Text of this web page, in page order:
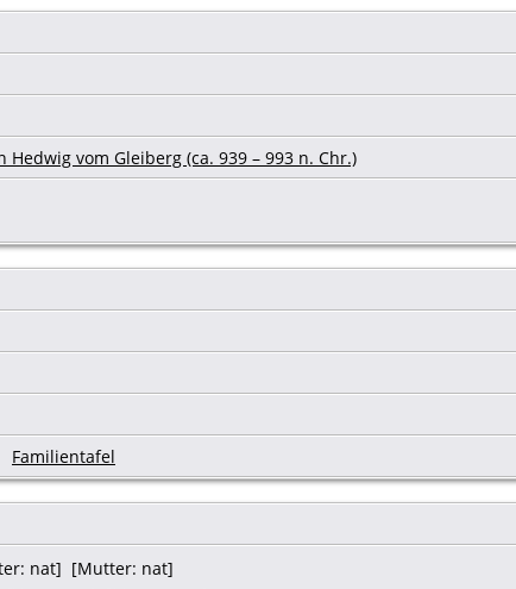
Hedwig vom Gleiberg (ca. 939 – 993 n. Chr.)
Familientafel
nat] [Mutter: nat]